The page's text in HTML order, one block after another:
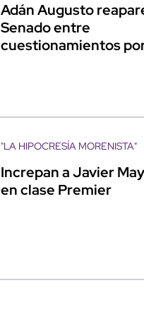
Adán Augusto
Senado entre
cuestionamientos
"LA HIPOCRESÍA MORENISTA"
Increpan a Javier
en clase Premier